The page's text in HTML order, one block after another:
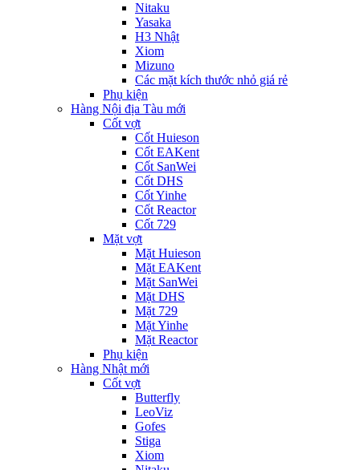
Nitaku
Yasaka
H3 Nhật
Xiom
Mizuno
Các mặt kích thước nhỏ giá rẻ
Phụ kiện
Hàng Nội địa Tàu mới
Cốt vợt
Cốt Huieson
Cốt EAKent
Cốt SanWei
Cốt DHS
Cốt Yinhe
Cốt Reactor
Cốt 729
Mặt vợt
Mặt Huieson
Mặt EAKent
Mặt SanWei
Mặt DHS
Mặt 729
Mặt Yinhe
Mặt Reactor
Phụ kiện
Hàng Nhật mới
Cốt vợt
Butterfly
LeoViz
Gofes
Stiga
Xiom